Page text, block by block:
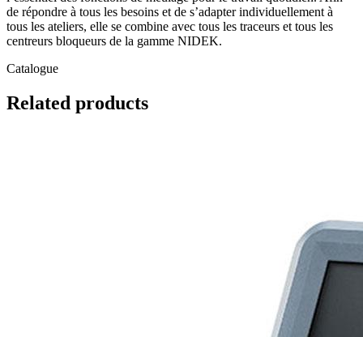
de répondre à tous les besoins et de s’adapter individuellement à
tous les ateliers, elle se combine avec tous les traceurs et tous les
centreurs bloqueurs de la gamme NIDEK.
Catalogue
Related products